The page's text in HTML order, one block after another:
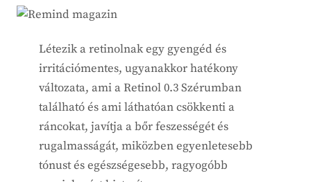
Létezik a retinolnak egy gyengéd és
irritációmentes, ugyanakkor hatékony
változata, ami a Retinol 0.3 Szérumban
található és ami láthatóan csökkenti a
ráncokat, javítja a bőr feszességét és
rugalmasságát, miközben egyenletesebb
tónust és egészségesebb, ragyogóbb